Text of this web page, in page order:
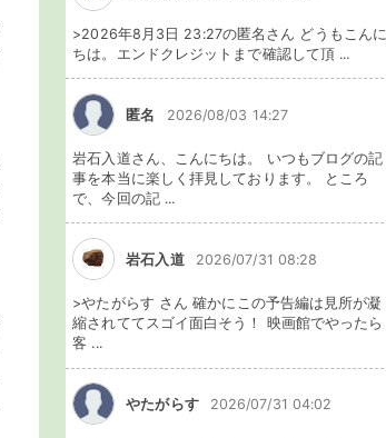
>2026年8月3日 23:27の匿名さん どうもこんに
ちは。エンドクレジットまで確認して頂 ...
匿名 2026/08/03 14:27
岩石入道さん、こんにちは。 いつもブログの記
事を本当に楽しく拝見しております。 ところ
で、今回の記 ...
岩石入道 2026/07/31 08:28
>やたがらす さん 確かにこの予告編は見所が凝
縮されててスゴイ面白そう！ 映画館でやったら
客 ...
やたがらす 2026/07/31 04:02